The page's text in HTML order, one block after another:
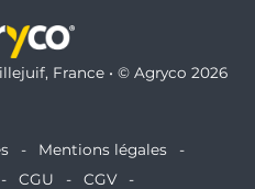
France • © Agryco 2026
Mentions légales
CGU
CGV